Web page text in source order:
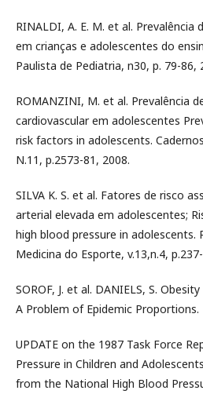
RINALDI, A. E. M. et al. Prevalência
em crianças e adolescentes do
Paulista de Pediatria, n30, p. 79-86,
ROMANZINI, M. et al. Prevalência
cardiovascular em adolescentes
risk factors in adolescents.
N.11, p.2573-81, 2008.
SILVA K. S. et al. Fatores de risco
arterial elevada em adolescentes;
high blood pressure in adolescents.
Medicina do Esporte, v.13,n.4,
SOROF, J. et al. DANIELS, S.
A Problem of Epidemic Proportions.
UPDATE on the 1987 Task Force
Pressure in Children and
from the National High Blood